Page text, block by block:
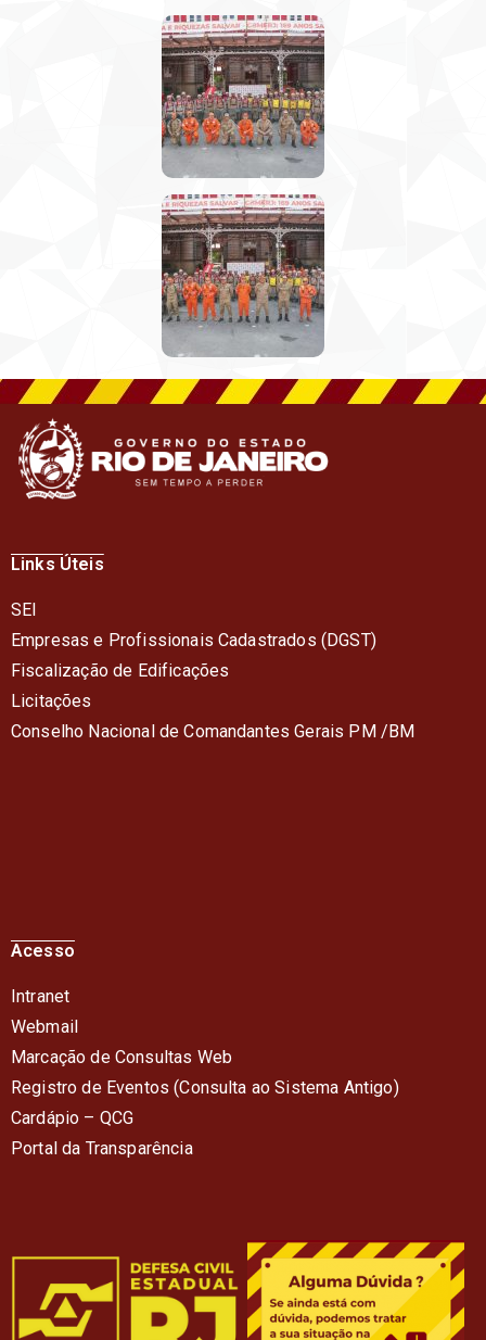
Links Úteis
SEI
Empresas e Profissionais Cadastrados (DGST)
Fiscalização de Edificações
Licitações
Conselho Nacional de Comandantes Gerais PM /BM
Acesso
Intranet
Webmail
Marcação de Consultas Web
Registro de Eventos (Consulta ao Sistema Antigo)
Cardápio – QCG
Portal da Transparência